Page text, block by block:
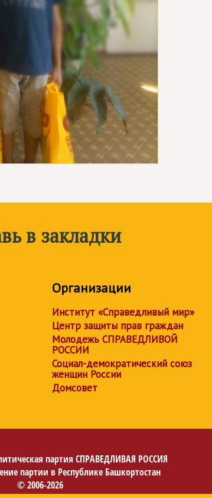
в закладки
Организации
Институт «Справедливый мир»
Центр защиты прав граждан
Молодежь СПРАВЕДЛИВОЙ
РОССИИ
Социал-демократический союз
женщин России
Домсовет
партия СПРАВЕДЛИВАЯ РОССИЯ
партии в Республике Башкортостан
© 2006-2026